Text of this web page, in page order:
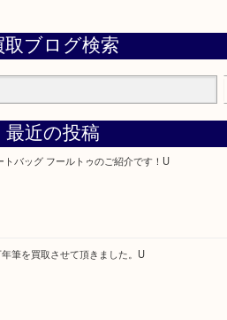
・プラザ京田辺店にお願いし
よう一点一点を丁寧に査定さ
社員を募集しておりますので
ク